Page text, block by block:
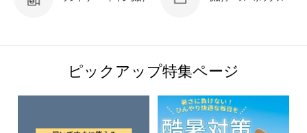
ピックアップ特集ページ